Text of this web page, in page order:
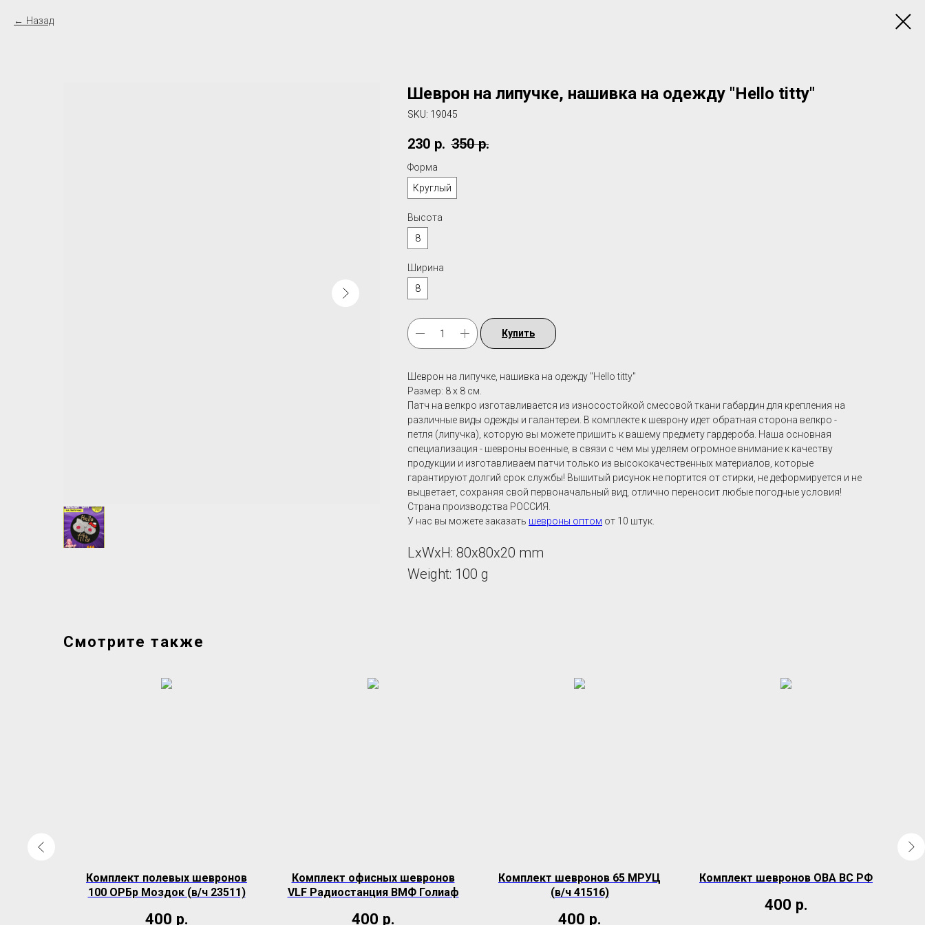
Назад
Шеврон на липучке, нашивка на одежду "Hello titty"
SKU: 19045
230 р. 350 р.
Форма
Круглый
Высота
8
Ширина
8
Купить
Шеврон на липучке, нашивка на одежду "Hello titty"
Размер: 8 х 8 см.
Патч на велкро изготавливается из износостойкой смесовой ткани габардин для крепления на
различные виды одежды и галантереи. В комплекте к шеврону идет обратная сторона велкро -
петля (липучка), которую вы можете пришить к вашему предмету гардероба. Наша основная
специализация - шевроны военные, в связи с чем мы уделяем огромное внимание к качеству
продукции и изготавливаем патчи только из высококачественных материалов, которые
гарантируют долгий срок службы! Вышитый рисунок не портится от стирки, не деформируется и не
выцветает, сохраняя свой первоначальный вид, отлично переносит любые погодные условия!
Страна производства РОССИЯ.
У нас вы можете заказать шевроны оптом от 10 штук.
LxWxH: 80x80x20 mm
Weight: 100 g
Смотрите также
Комплект полевых шевронов
100 ОРБр Моздок (в/ч 23511)
400 р.
Комплект офисных шевронов
VLF Радиостанция ВМФ Голиаф
400 р.
Комплект шевронов 65 МРУЦ
(в/ч 41516)
400 р.
Комплект шевронов ОВА ВС РФ
400 р.